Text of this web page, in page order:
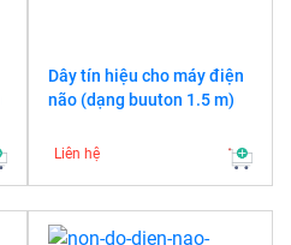
Dây tín hiệu cho máy điện
não (dạng buuton 1.5 m)
Liên hệ